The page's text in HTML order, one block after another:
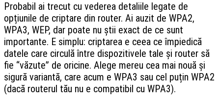
Probabil ai trecut cu vederea detaliile legate de
opțiunile de criptare din router. Ai auzit de WPA2,
WPA3, WEP, dar poate nu știi exact de ce sunt
importante. E simplu: criptarea e ceea ce împiedică
datele care circulă între dispozitivele tale și router să
fie “văzute” de oricine. Alege mereu cea mai nouă și
sigură variantă, care acum e WPA3 sau cel puțin WPA2
(dacă routerul tău nu e compatibil cu WPA3).